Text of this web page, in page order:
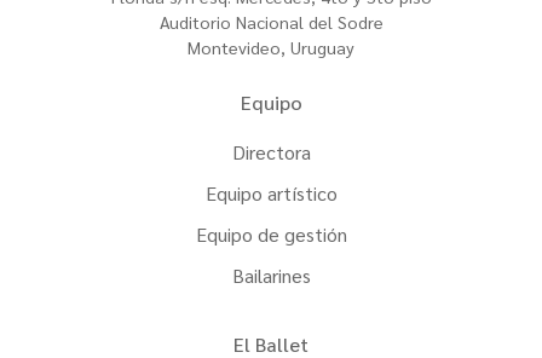
Auditorio Nacional del Sodre
Montevideo, Uruguay
Equipo
Directora
Equipo artístico
Equipo de gestión
Bailarines
El Ballet